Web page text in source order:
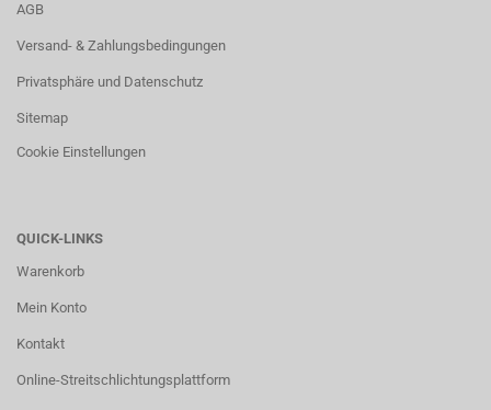
AGB
Versand- & Zahlungsbedingungen
Privatsphäre und Datenschutz
Sitemap
Cookie Einstellungen
QUICK-LINKS
Warenkorb
Mein Konto
Kontakt
Online-Streitschlichtungsplattform